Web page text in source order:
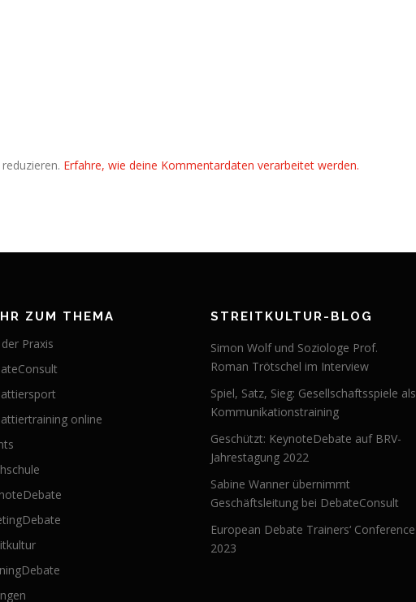
Erfahre, wie deine Kommentardaten verarbeitet werden.
ZUM THEMA
Praxis
online
STREITKULTUR-BLOG
Simon Wolf und Soziologe Prof.
Roman Trötschel im Interview
Spiel, Satz, Sieg: Gesellschaftsspiele als
Kommunikationstraining
Geschützt: KeynoteDebate auf BRV-
Jahrestagung 2022
Sabine Wanner übernimmt
Geschäftsleitung bei DebateConsult
European Debate Trainers‘ Conference
2023